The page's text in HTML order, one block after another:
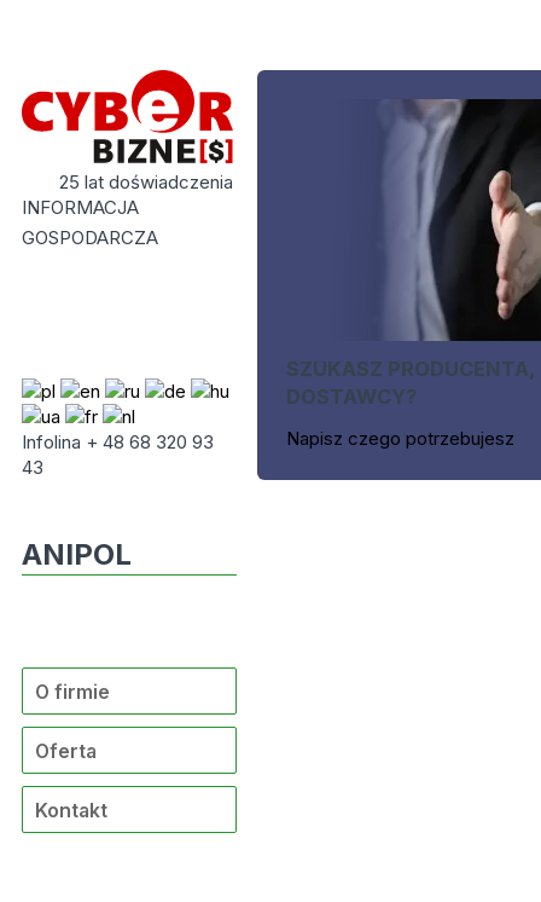
25 lat doświadczenia
INFORMACJA
GOSPODARCZA
Infolina + 48 68 320 93
43
SZUKASZ PRODUCENTA,
DOSTAWCY?
Napisz czego potrzebujesz
ANIPOL
O firmie
Oferta
Kontakt